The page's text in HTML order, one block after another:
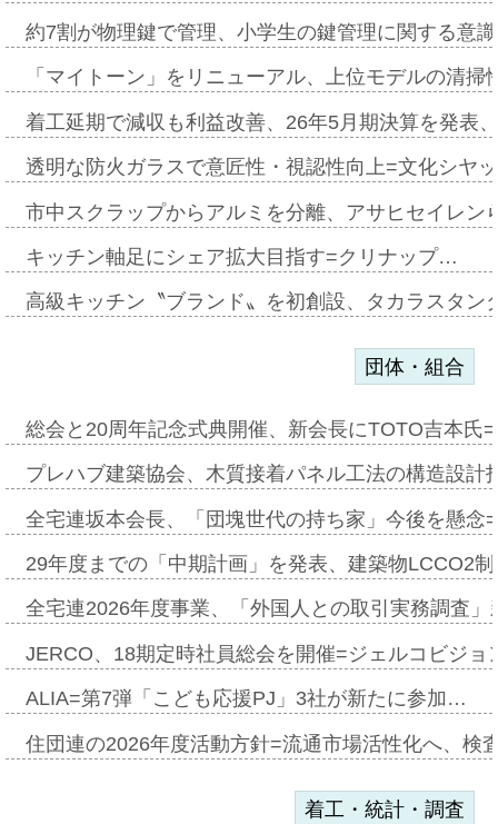
約7割が物理鍵で管理、小学生の鍵管理に関する意
「マイトーン」をリニューアル、上位モデルの清
着工延期で減収も利益改善、26年5月期決算を発表
透明な防火ガラスで意匠性・視認性向上=文化シヤ
市中スクラップからアルミを分離、アサヒセイレ
キッチン軸足にシェア拡大目指す=クリナップ…
高級キッチン〝ブランド〟を初創設、タカラスタ
団体・組合
総会と20周年記念式典開催、新会長にTOTO吉本氏
プレハブ建築協会、木質接着パネル工法の構造設
全宅連坂本会長、「団塊世代の持ち家」今後を懸
29年度までの「中期計画」を発表、建築物LCCO2
全宅連2026年度事業、「外国人との取引実務調査
JERCO、18期定時社員総会を開催=ジェルコビジ
ALIA=第7弾「こども応援PJ」3社が新たに参加…
住団連の2026年度活動方針=流通市場活性化へ、検
着工・統計・調査